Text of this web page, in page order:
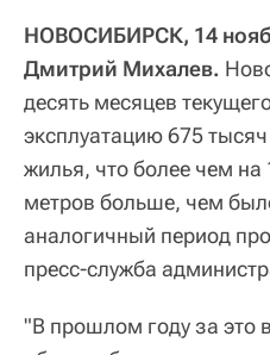
НОВОСИБИРСК, 14
Дмитрий Михалев.
десять месяцев
эксплуатацию 675
жилья, что более чем
метров больше, чем
аналогичный период
пресс-служба
"В прошлом году за это